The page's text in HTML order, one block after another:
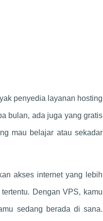
penyedia layanan hosting
bulan, ada juga yang gratis
mau belajar atau sekadar
akses internet yang lebih
Dengan VPS, kamu
sedang berada di sana.